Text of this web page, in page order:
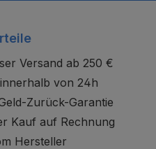
Versand ab 250 €
von 24h
Zurück-Garantie
Kauf auf Rechnung
Hersteller